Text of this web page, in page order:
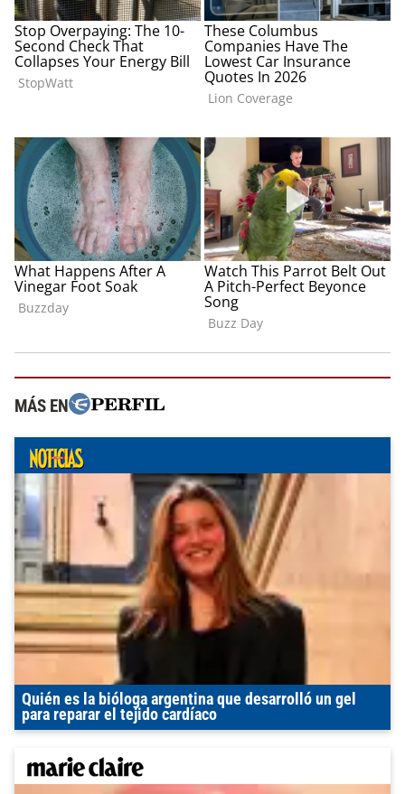
MÁS EN
Quién es la bióloga argentina que desarrolló un gel
para reparar el tejido cardíaco